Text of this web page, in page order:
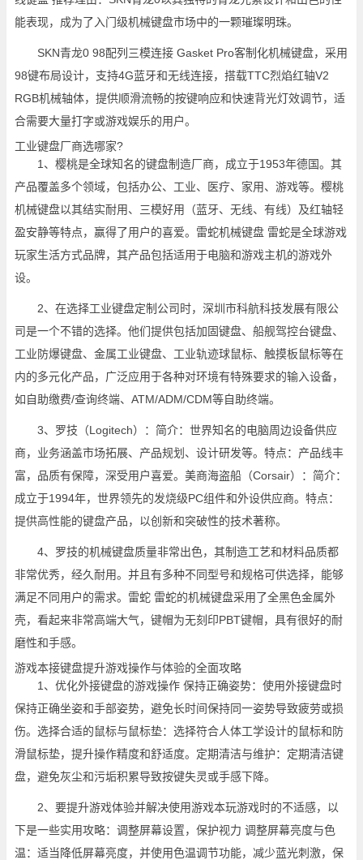
能表现，成为了入门级机械键盘市场中的一颗璀璨明珠。
SKN青龙0 98配列三模连接 Gasket Pro客制化机械键盘，采用
98键布局设计，支持4G蓝牙和无线连接，搭载TTC烈焰红轴V2
RGB机械轴体，提供顺滑流畅的按键响应和快速背光灯效调节，适
合需要大量打字或游戏娱乐的用户。
工业键盘厂商选哪家?
1、樱桃是全球知名的键盘制造厂商，成立于1953年德国。其
产品覆盖多个领域，包括办公、工业、医疗、家用、游戏等。樱桃
机械键盘以其结实耐用、三模好用（蓝牙、无线、有线）及红轴轻
盈安静等特点，赢得了用户的喜爱。雷蛇机械键盘 雷蛇是全球游戏
玩家生活方式品牌，其产品包括适用于电脑和游戏主机的游戏外
设。
2、在选择工业键盘定制公司时，深圳市科航科技发展有限公
司是一个不错的选择。他们提供包括加固键盘、船舰驾控台键盘、
工业防爆键盘、金属工业键盘、工业轨迹球鼠标、触摸板鼠标等在
内的多元化产品，广泛应用于各种对环境有特殊要求的输入设备，
如自助缴费/查询终端、ATM/ADM/CDM等自助终端。
3、罗技（Logitech）：简介：世界知名的电脑周边设备供应
商，业务涵盖市场拓展、产品规划、设计研发等。特点：产品线丰
富，品质有保障，深受用户喜爱。美商海盗船（Corsair）：简介：
成立于1994年，世界领先的发烧级PC组件和外设供应商。特点：
提供高性能的键盘产品，以创新和突破性的技术著称。
4、罗技的机械键盘质量非常出色，其制造工艺和材料品质都
非常优秀，经久耐用。并且有多种不同型号和规格可供选择，能够
满足不同用户的需求。雷蛇 雷蛇的机械键盘采用了全黑色金属外
壳，看起来非常高端大气，键帽为无刻印PBT键帽，具有很好的耐
磨性和手感。
游戏本接键盘提升游戏操作与体验的全面攻略
1、优化外接键盘的游戏操作 保持正确姿势：使用外接键盘时
保持正确坐姿和手部姿势，避免长时间保持同一姿势导致疲劳或损
伤。选择合适的鼠标与鼠标垫：选择符合人体工学设计的鼠标和防
滑鼠标垫，提升操作精度和舒适度。定期清洁与维护：定期清洁键
盘，避免灰尘和污垢积累导致按键失灵或手感下降。
2、要提升游戏体验并解决使用游戏本玩游戏时的不适感，以
下是一些实用攻略：调整屏幕设置，保护视力 调整屏幕亮度与色
温：适当降低屏幕亮度，并使用色温调节功能，减少蓝光刺激，保